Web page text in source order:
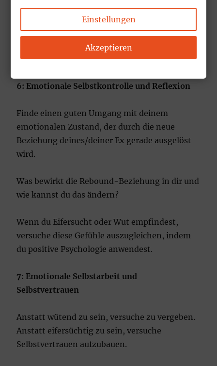
6: Emotionale Selbstkontrolle und Reflexion
Finde einen guten Umgang mit deinem
emotionalen Zustand, der durch die neue
Beziehung deines/deiner Ex gerade ausgelöst
wird.
Was bewirkt die Rebound-Beziehung in dir und
wie kannst du das ändern?
Wenn du Eifersucht oder Wut empfindest,
versuche diese Gefühle auszugleichen, indem
du positive Psychologie anwendest.
7: Emotionale Selbstarbeit und
Selbstvertrauen
Anstatt wütend zu sein, versuche zu vergeben.
Anstatt eifersüchtig zu sein, versuche
Selbstvertrauen aufzubauen.
Einstellungen
Akzeptieren